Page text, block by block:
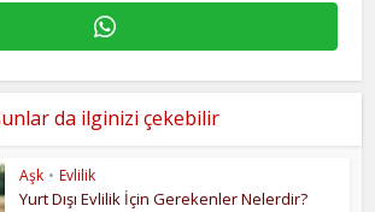
da ilginizi çekebilir
Aşk • Evlilik
Yurt Dışı Evlilik İçin Gerekenler Nelerdir?